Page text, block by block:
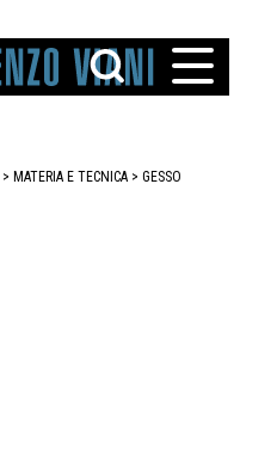
> MATERIA E TECNICA > GESSO